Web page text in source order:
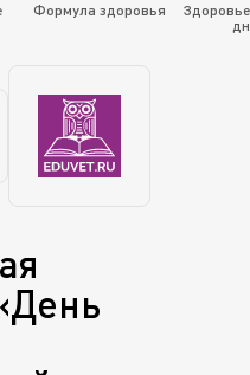
Формула здоровья